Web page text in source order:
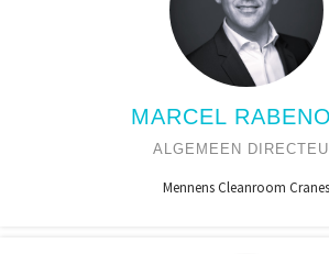
MARCEL
ALGEMEEN
Mennens Cleanroom Cranes